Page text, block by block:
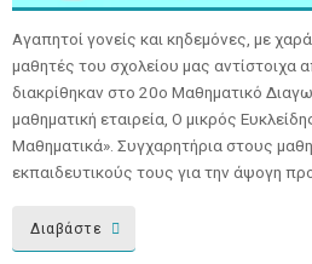
Αγαπητοί γονείς και κηδεμόνες, με
μαθητές του σχολείου μας αντίστοιχα
διακρίθηκαν στο 20ο Μαθηματικό
μαθηματική εταιρεία, Ο μικρός
Μαθηματικά». Συγχαρητήρια στους
εκπαιδευτικούς τους για την άψογη
Διαβάστε